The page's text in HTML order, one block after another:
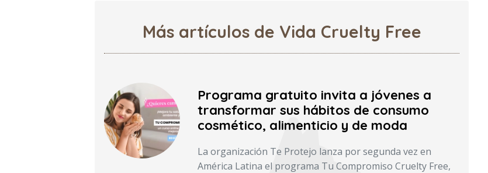
Más artículos de Vida Cruelty Free
Programa gratuito invita a jóvenes a
transformar sus hábitos de consumo
cosmético, alimenticio y de moda
La organización Te Protejo lanza por segunda vez en
América Latina el programa Tu Compromiso Cruelty Free,